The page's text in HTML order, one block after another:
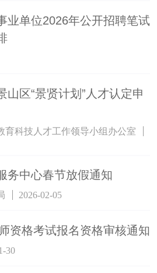
业单位2026年公开招聘笔试
山区“景贤计划”人才认定申
育科技人才工作领导小组办公室
务中心春节放假通知
2026-02-05
资格考试报名资格审核通知
30